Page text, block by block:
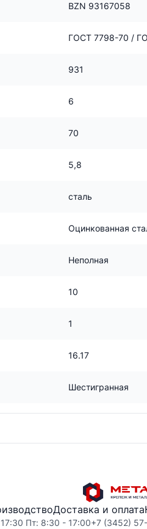
BZN 93167058
ГОСТ 7798-70 /
931
6
70
5,8
сталь
Оцинкованная
Неполная
10
1
16.17
Шестигранная
Доставка и оплата
Пт: 8:30 - 17:00+7 (3452)